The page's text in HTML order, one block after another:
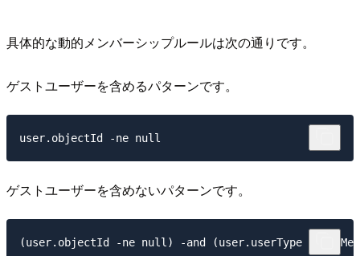
具体的な動的メンバーシップルールは次の通りです。
ゲストユーザーを含めるパターンです。
ゲストユーザーを含めないパターンです。